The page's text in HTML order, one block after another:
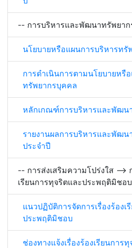
-- การบริหารและพัฒนาทรัพยา
นโยบายหรือแผนการบริหารทรั
การดำเนินการตามนโยบายหรื
ทรัพยากรบุคคล
หลักเกณฑ์การบริหารและพัฒน
รายงานผลการบริหารและพัฒ
ประจำปี
-- การส่งเสริมความโปร่งใส -->
เรียนการทุจริตและประพฤติมิชอ
แนวปฏิบัติการจัดการเรื่องร้องเ
ประพฤติมิชอบ
ช่องทางแจ้งเรื่องร้องเรียนการ